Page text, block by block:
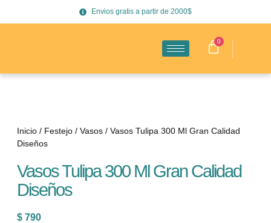
Envios gratis a partir de 2000$
0
Inicio / Festejo / Vasos / Vasos Tulipa 300 Ml Gran Calidad
Diseños
Vasos Tulipa 300 Ml Gran Calidad
Diseños
$ 790